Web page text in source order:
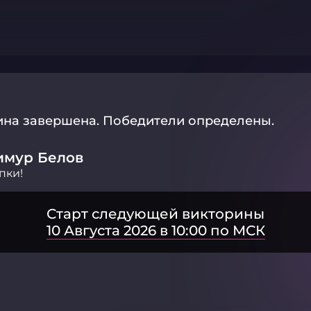
завершена. Победители определены.
Белов
Старт следующей викторины
10 Августа 2026 в 10:00 по МСК